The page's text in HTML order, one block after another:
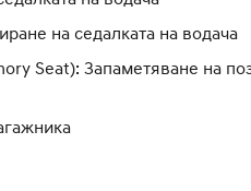
на седалката на водача
Seat): Запаметяване на